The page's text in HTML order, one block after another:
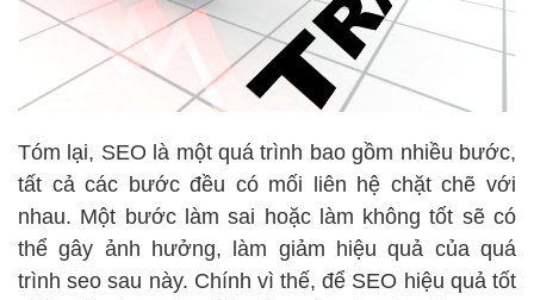
Tóm lại, SEO là một quá trình bao gồm nhiều bước,
tất cả các bước đều có mối liên hệ chặt chẽ với
nhau. Một bước làm sai hoặc làm không tốt sẽ có
thể gây ảnh hưởng, làm giảm hiệu quả của quá
trình seo sau này. Chính vì thế, để SEO hiệu quả tốt